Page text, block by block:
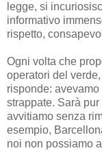
legge, si
informativo
rispetto,
Ogni volta che
operatori del
risponde:
strappate. Sarà
avvitiamo senza
esempio,
noi non possiamo